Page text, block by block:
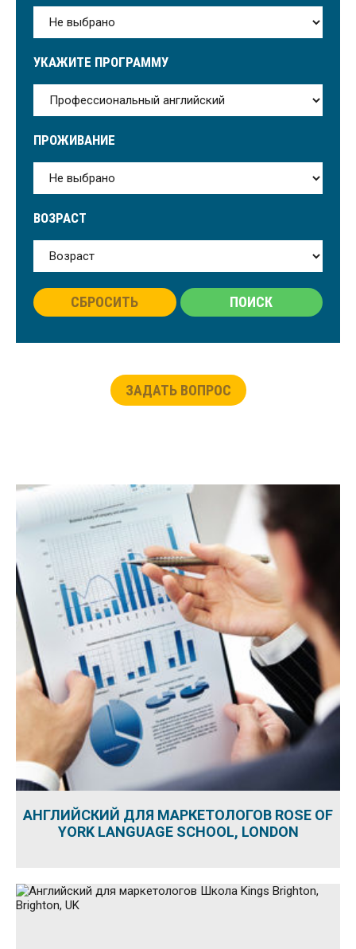
УКАЖИТЕ ПРОГРАММУ
ПРОЖИВАНИЕ
ВОЗРАСТ
СБРОСИТЬ ПОИСК
ЗАДАТЬ ВОПРОС
АНГЛИЙСКИЙ ДЛЯ МАРКЕТОЛОГОВ ROSE OF
YORK LANGUAGE SCHOOL, LONDON